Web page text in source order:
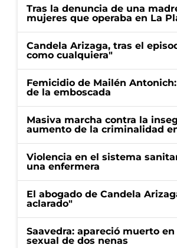
Tras la denuncia de una
mujeres que operaba en La
Candela Arizaga, tras el
como cualquiera"
Femicidio de Mailén
de la emboscada
Masiva marcha contra la
aumento de la criminalidad
Violencia en el sistema
una enfermera
El abogado de Candela
aclarado"
Saavedra: apareció muerto
sexual de dos nenas